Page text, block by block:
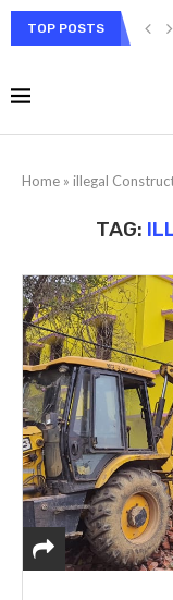
TOP POSTS
Home » illegal
TAG: